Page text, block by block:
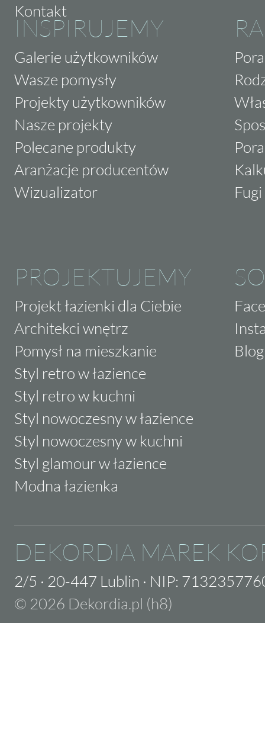
Kontakt
INSPIRUJEMY
Galerie użytkowników
Wasze pomysły
Projekty użytkowników
Nasze projekty
Polecane produkty
Aranżacje producentów
Wizualizator
PROJEKTUJEMY
Projekt łazienki dla Ciebie
Architekci wnętrz
Pomysł na mieszkanie
Styl retro w łazience
Styl retro w kuchni
Styl nowoczesny w łazience
Styl nowoczesny w kuchni
Styl glamour w łazience
Modna łazienka
Blog
DEKORDIA MAREK
2/5 · 20-447 Lublin · NIP:
© 2026 Dekordia.pl (h8)